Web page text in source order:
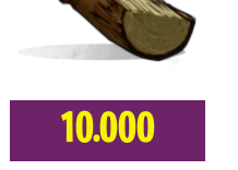
10.000